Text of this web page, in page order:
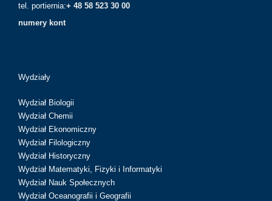
tel. portiernia:+ 48 58 523 30 00
numery kont
Wydziały
Wydział Biologii
Wydział Chemii
Wydział Ekonomiczny
Wydział Filologiczny
Wydział Historyczny
Wydział Matematyki, Fizyki i Informatyki
Wydział Nauk Społecznych
Wydział Oceanografii i Geografii